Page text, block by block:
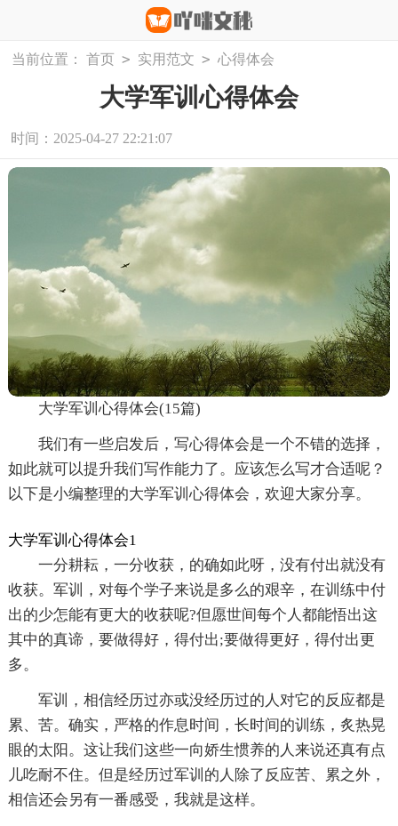
当前位置： 首页 > 实用范文 > 心得体会
大学军训心得体会
时间：2025-04-27 22:21:07
大学军训心得体会(15篇)
我们有一些启发后，写心得体会是一个不错的选择，
如此就可以提升我们写作能力了。应该怎么写才合适呢？
以下是小编整理的大学军训心得体会，欢迎大家分享。
大学军训心得体会1
一分耕耘，一分收获，的确如此呀，没有付出就没有
收获。军训，对每个学子来说是多么的艰辛，在训练中付
出的少怎能有更大的收获呢?但愿世间每个人都能悟出这
其中的真谛，要做得好，得付出;要做得更好，得付出更
多。
军训，相信经历过亦或没经历过的人对它的反应都是
累、苦。确实，严格的作息时间，长时间的训练，炙热晃
眼的太阳。这让我们这些一向娇生惯养的人来说还真有点
儿吃耐不住。但是经历过军训的人除了反应苦、累之外，
相信还会另有一番感受，我就是这样。